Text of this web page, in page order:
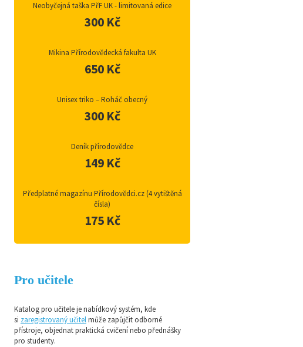
Neobyčejná taška PřF UK - limitovaná edice
300 Kč
Mikina Přírodovědecká fakulta UK
650 Kč
Unisex triko – Roháč obecný
300 Kč
Deník přírodovědce
149 Kč
Předplatné magazínu Přírodovědci.cz (4 vytištěná
čísla)
175 Kč
Pro učitele
Katalog pro učitele je nabídkový systém, kde
si zaregistrovaný učitelmůže zapůjčit odborné
přístroje, objednat praktická cvičení nebo přednášky
pro studenty.